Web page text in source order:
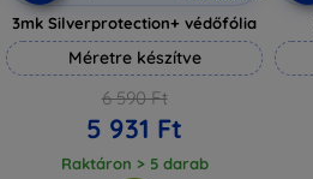
3mk Silverprotection+ védőfólia
Méretre készítve
6 590 Ft
5 931 Ft
Raktáron > 5 darab